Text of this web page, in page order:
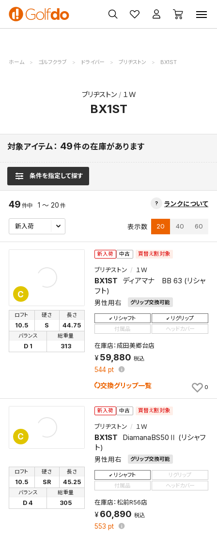
ゴルフ
クラブ
ゴルフ用品
買取
無料査定
クーポン
一覧
ホーム ゴルフクラブ ドライバー ブリヂストン BX1ST
ブリヂストン １Ｗ
BX1ST
対象アイテム： 49件の在庫があります
条件を指定して探す
ランクについて
49 件中 1 ～ 20 件
表示数 20 40 60
C
新入荷 中古 買替え割対象
ブリヂストン １Ｗ
BX1ST
ディアマナ BB 63 (リシャ
フト)
男性用右 グリップ交換可能
ロフト
10.5
硬さ
S
長さ
44.75
バランス
D 1
総重量
313
リシャフト
リグリップ
付属品
ヘッドカバー
在庫店：成田美郷台店
59,880 税込
544 pt
交換グリップ一覧 0
C
新入荷 中古 買替え割対象
ブリヂストン １Ｗ
BX1ST
DiamanaBS50Ⅱ (リシャフ
ト)
男性用右 グリップ交換可能
ロフト
10.5
硬さ
SR
長さ
45.25
バランス
D 4
総重量
305
リシャフト
リグリップ
付属品
ヘッドカバー
在庫店：松前R56店
60,890 税込
553 pt